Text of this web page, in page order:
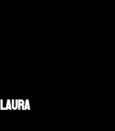
LAURA